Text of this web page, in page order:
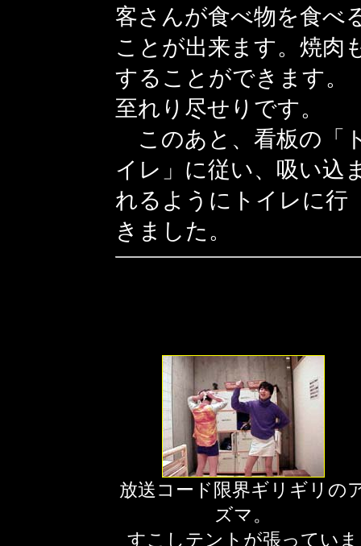
客さんが食べ物を食べ
ことが出来ます。焼肉
することができます。
至れり尽せりです。
このあと、看板の「
イレ」に従い、吸い込
れるようにトイレに行
きました。
放送コード限界ギリギリの
ズマ。
すこしテントが張っていま